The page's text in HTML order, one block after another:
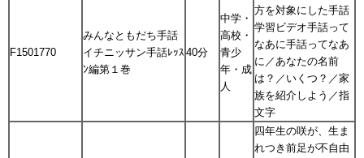
F1501770
みんなともだち手話
イチニッサン手話ﾚｯｽ
ﾝ編第１巻
40分
中学・
高校・
青少
年・成
人
方を対象にした手話
学習ビデオ手話って
なあに手話ってなあ
に／あなたの名前
は？／いくつ？／家
族を紹介しよう／指
文字
四年生の咲が、生ま
れつき前足が不自由